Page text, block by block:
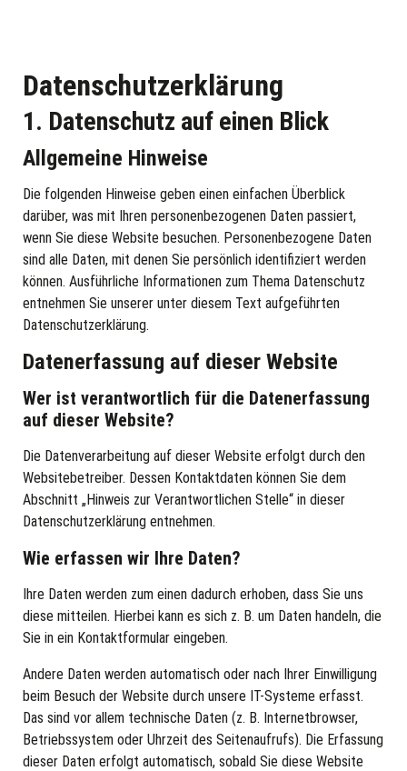
Datenschutz­erklärung
1. Datenschutz auf einen Blick
Allgemeine Hinweise
Die folgenden Hinweise geben einen einfachen Überblick
darüber, was mit Ihren personenbezogenen Daten passiert,
wenn Sie diese Website besuchen. Personenbezogene Daten
sind alle Daten, mit denen Sie persönlich identifiziert werden
können. Ausführliche Informationen zum Thema Datenschutz
entnehmen Sie unserer unter diesem Text aufgeführten
Datenschutzerklärung.
Datenerfassung auf dieser Website
Wer ist verantwortlich für die Datenerfassung
auf dieser Website?
Die Datenverarbeitung auf dieser Website erfolgt durch den
Websitebetreiber. Dessen Kontaktdaten können Sie dem
Abschnitt „Hinweis zur Verantwortlichen Stelle“ in dieser
Datenschutzerklärung entnehmen.
Wie erfassen wir Ihre Daten?
Ihre Daten werden zum einen dadurch erhoben, dass Sie uns
diese mitteilen. Hierbei kann es sich z. B. um Daten handeln, die
Sie in ein Kontaktformular eingeben.
Andere Daten werden automatisch oder nach Ihrer Einwilligung
beim Besuch der Website durch unsere IT-Systeme erfasst.
Das sind vor allem technische Daten (z. B. Internetbrowser,
Betriebssystem oder Uhrzeit des Seitenaufrufs). Die Erfassung
dieser Daten erfolgt automatisch, sobald Sie diese Website